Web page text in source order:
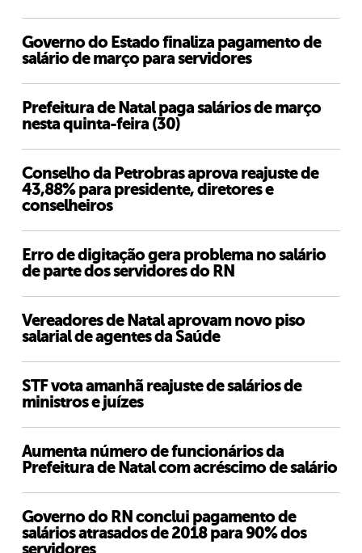
Governo do Estado finaliza pagamento de
salário de março para servidores
Prefeitura de Natal paga salários de março
nesta quinta-feira (30)
Conselho da Petrobras aprova reajuste de
43,88% para presidente, diretores e
conselheiros
Erro de digitação gera problema no salário
de parte dos servidores do RN
Vereadores de Natal aprovam novo piso
salarial de agentes da Saúde
STF vota amanhã reajuste de salários de
ministros e juízes
Aumenta número de funcionários da
Prefeitura de Natal com acréscimo de salário
Governo do RN conclui pagamento de
salários atrasados de 2018 para 90% dos